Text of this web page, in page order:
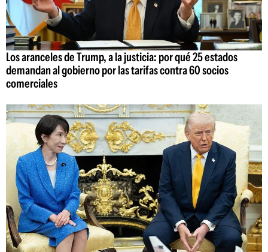
Los aranceles de Trump, a la justicia: por qué 25 estados
demandan al gobierno por las tarifas contra 60 socios
comerciales